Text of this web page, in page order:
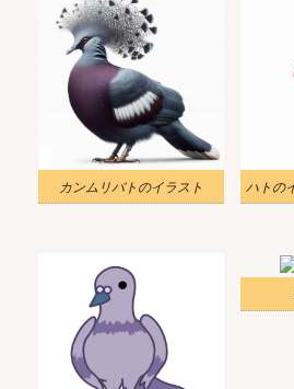
カンムリバトのイラスト